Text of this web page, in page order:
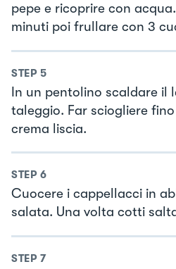
pepe e ricoprire con
minuti poi frullare con 3
STEP 5
In un pentolino scaldare il
taleggio. Far sciogliere
crema liscia.
STEP 6
Cuocere i cappellacci in
salata. Una volta cotti
STEP 7